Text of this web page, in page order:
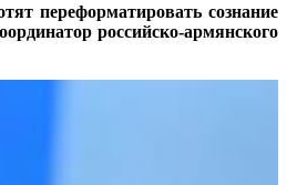
переформатировать сознание
российско-армянского